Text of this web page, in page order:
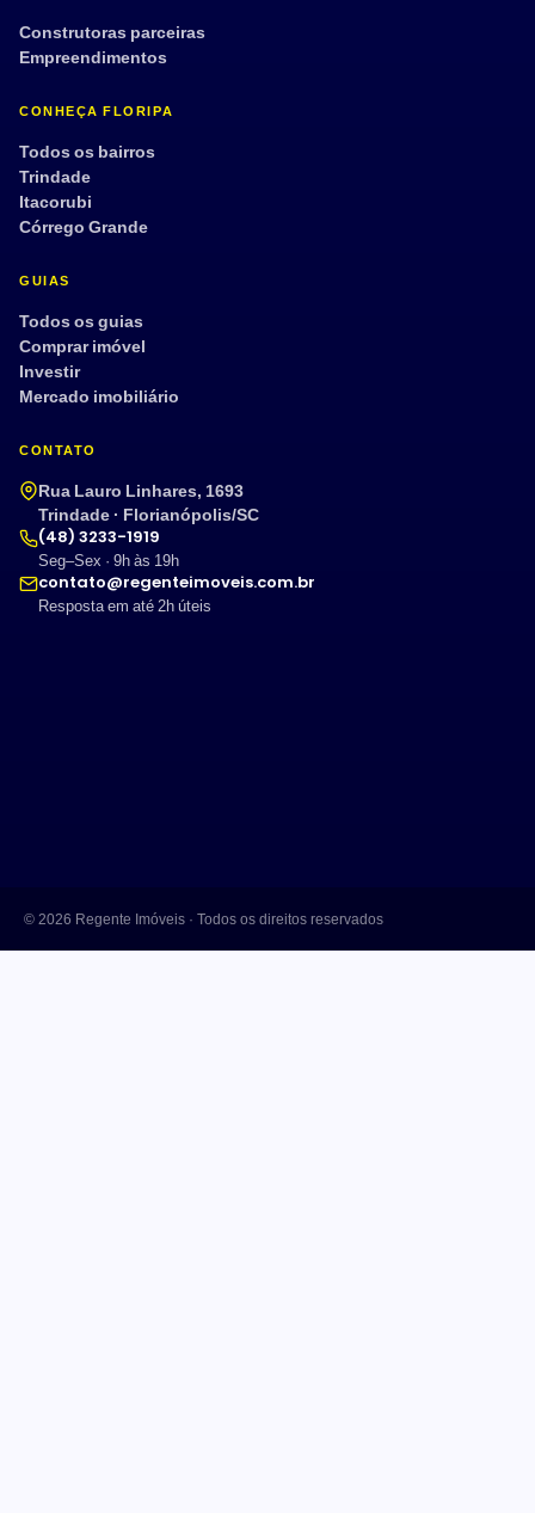
Construtoras parceiras
Empreendimentos
CONHEÇA FLORIPA
Todos os bairros
Trindade
Itacorubi
Córrego Grande
GUIAS
Todos os guias
Comprar imóvel
Investir
Mercado imobiliário
CONTATO
Rua Lauro Linhares, 1693
Trindade · Florianópolis/SC
(48) 3233-1919
Seg–Sex · 9h às 19h
contato@regenteimoveis.com.br
Resposta em até 2h úteis
© 2026 Regente Imóveis · Todos os direitos reservados